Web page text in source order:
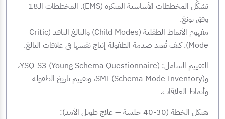
تشكُّل المخططات الأساسية المبكرة (EMS). المخططات الـ18
وفق يونغ.
مفهوم الأنماط الطفلية (Child Modes) والبالغ الناقد (Critic
Mode). كيف تُعيد صدمة الطفولة إنتاج نفسها في علاقات البالغ.
التقييم الشامل: YSQ-S3 (Young Schema Questionnaire)،
وSMI (Schema Mode Inventory)، وتقييم تاريخ الطفولة
وأنماط العلاقات.
هيكل الخطة (30-40 جلسة — علاج طويل الأمد):